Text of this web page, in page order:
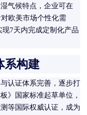
气候特点，企业可在
欧美市场个性化需
7天内完成定制化产品
系构建
认证体系完善，逐步打
》国家标准起草单位，
等国际权威认证，成为